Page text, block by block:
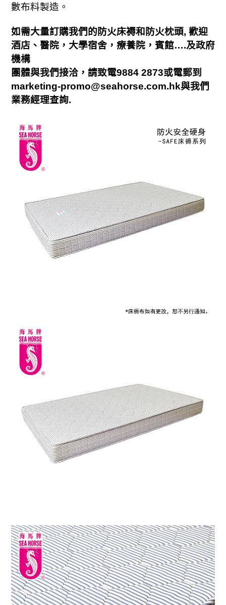
數布料製造。
如需大量訂購我們的防火床褥和防火枕頭, 歡迎
酒店、醫院，大學宿舍，療養院，賓館….及政府
機構
團體與我們接洽 ， 請致電9884 2873或電郵到
marketing-promo@seahorse.com.hk與我們
業務經理查詢.